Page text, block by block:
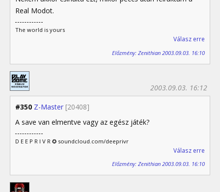
Real Modot.
The world is yours
Válasz erre
Előzmény: Zenithian 2003.09.03. 16:10
#350 Z-Master [20408]
2003.09.03. 16:12
A save van elmentve vagy az egész játék?
D E E P R I V R ✪ soundcloud.com/deeprivr
Válasz erre
Előzmény: Zenithian 2003.09.03. 16:10